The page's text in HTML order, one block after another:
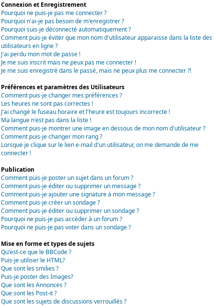
Connexion et Enregistrement
Pourquoi ne puis-je pas me connecter ?
Pourquoi n'ai-je pas besoin de m'enregistrer ?
Pourquoi suis-je déconnecté automatiquement ?
Comment puis-je éviter que mon nom d'utilisateur apparaisse dans la liste des
utilisateurs en ligne ?
J'ai perdu mon mot de passe !
Je me suis inscrit mais ne peux pas me connecter !
Je me suis enregistré dans le passé, mais ne peux plus me connecter ?!
Préférences et paramètres des Utilisateurs
Comment puis-je changer mes préférences ?
Les heures ne sont pas correctes !
J'ai changé le fuseau horaire et l'heure est toujours incorrecte !
Ma langue n'est pas dans la liste !
Comment puis-je montrer une image en dessous de mon nom d'utilisateur ?
Comment puis-je changer mon rang ?
Lorsque je clique sur le lien e-mail d'un utilisateur, on me demande de me
connecter !
Publication
Comment puis-je poster un sujet dans un forum ?
Comment puis-je éditer ou supprimer un message ?
Comment puis-je ajouter une signature à mon message ?
Comment puis-je créer un sondage ?
Comment puis-je éditer ou supprimer un sondage ?
Pourquoi ne puis-je pas accéder à un forum ?
Pourquoi ne puis-je pas voter dans un sondage ?
Mise en forme et types de sujets
Qu'est-ce que le BBCode ?
Puis-je utiliser le HTML?
Que sont les smilies ?
Puis-je poster des Images?
Que sont les Annonces ?
Que sont les Post-it ?
Que sont les sujets de discussions verrouillés ?